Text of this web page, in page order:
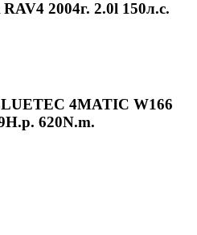
2004г. 2.0l 150л.с.
4MATIC W166
620N.m.